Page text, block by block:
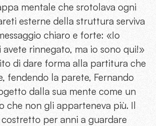
mentale che srotolava ogni
esterne della struttura serviva
chiaro e forte: «Io
rinnegato, ma io sono qui!»
di dare forma alla partitura che
fendendo la parete, Fernando
dalla sua mente come un
che non gli apparteneva più. Il
per anni a guardare